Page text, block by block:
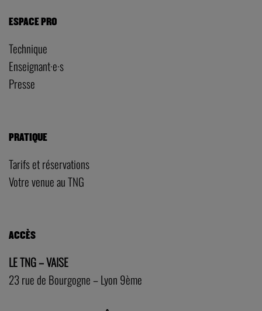
ESPACE PRO
Technique
Enseignant·e·s
Presse
PRATIQUE
Tarifs et réservations
Votre venue au TNG
ACCÈS
LE TNG – VAISE
23 rue de Bourgogne – Lyon 9ème